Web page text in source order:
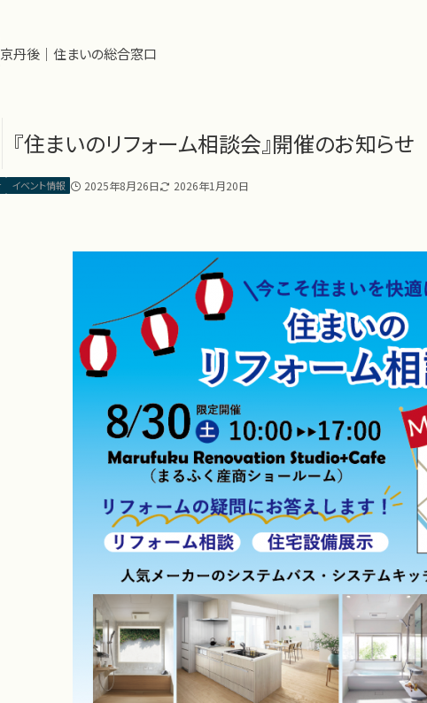
京丹後｜住まいの総合窓口
『住まいのリフォーム相談会』開催のお知らせ
イベント情報 2025年8月26日 2026年1月20日